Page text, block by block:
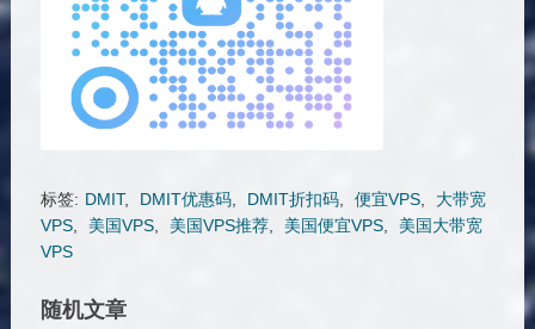
标签: DMIT, DMIT优惠码, DMIT折扣码, 便宜VPS,
大带宽
VPS, 美国VPS, 美国VPS推荐, 美国便宜VPS,
美国大带宽
VPS
随机文章